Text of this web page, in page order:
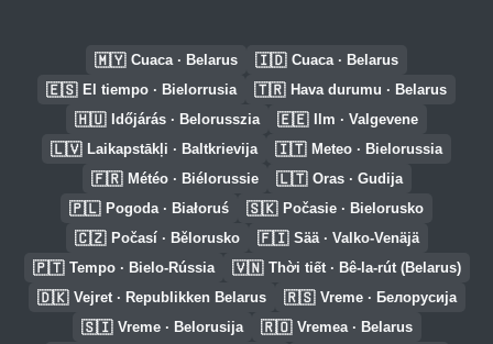
🇲🇾 Cuaca · Belarus 🇮🇩 Cuaca · Belarus
🇪🇸 El tiempo · Bielorrusia 🇹🇷 Hava durumu · Belarus
🇭🇺 Időjárás · Belorusszia 🇪🇪 Ilm · Valgevene
🇱🇻 Laikapstākļi · Baltkrievija 🇮🇹 Meteo · Bielorussia
🇫🇷 Météo · Biélorussie 🇱🇹 Oras · Gudija
🇵🇱 Pogoda · Białoruś 🇸🇰 Počasie · Bielorusko
🇨🇿 Počasí · Bělorusko 🇫🇮 Sää · Valko-Venäjä
🇵🇹 Tempo · Bielo-Rússia 🇻🇳 Thời tiết · Bê-la-rút (Belarus)
🇩🇰 Vejret · Republikken Belarus 🇷🇸 Vreme · Белорусија
🇸🇮 Vreme · Belorusija 🇷🇴 Vremea · Belarus